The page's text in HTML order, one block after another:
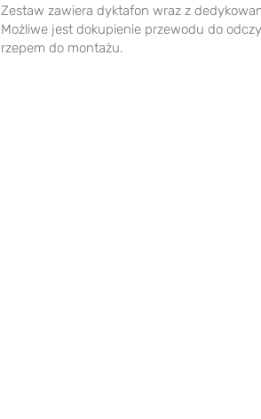
Zestaw zawiera dyktafon wraz z
Możliwe jest dokupienie przewodu do
rzepem do montażu.